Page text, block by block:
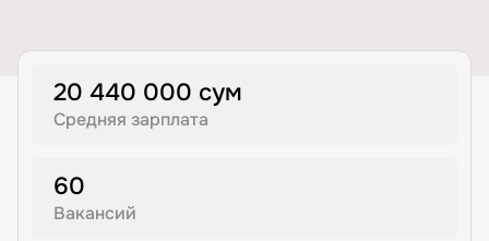
20 440 000 сум
Средняя зарплата
60
Вакансий
ДПО
Детям